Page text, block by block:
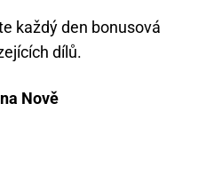
každý den bonusová
dílů.
Nově